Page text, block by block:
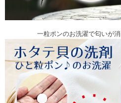
一粒ポンのお洗濯で匂いが